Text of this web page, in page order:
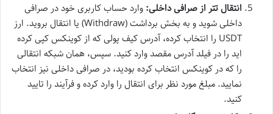
انتقال تتر از صرافی داخلی: وارد حساب کاربری خود در صرافی
داخلی شوید و به بخش برداشت (Withdraw) یا انتقال بروید. ارز
USDT را انتخاب کرده، آدرس کیف پولی که از کوینکس کپی کرده
اید را در فیلد آدرس مقصد وارد کنید. سپس، همان شبکه انتقالی
را که در کوینکس انتخاب کرده بودید، در صرافی داخلی نیز انتخاب
نمایید. مبلغ مورد نظر برای انتقال را وارد کرده و فرآیند را تایید
کنید.